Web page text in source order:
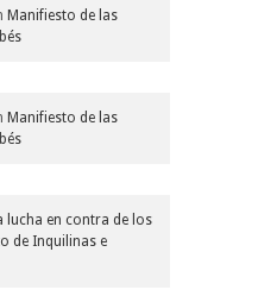
Manifiesto de las
Manifiesto de las
lucha en contra de los
de Inquilinas e